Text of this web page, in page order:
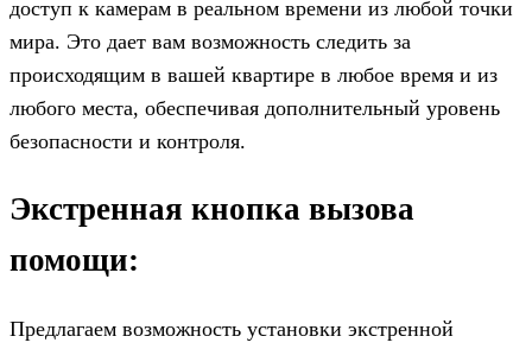
доступ к камерам в реальном времени из любой точки
мира. Это дает вам возможность следить за
происходящим в вашей квартире в любое время и из
любого места, обеспечивая дополнительный уровень
безопасности и контроля.
Экстренная кнопка вызова
помощи:
Предлагаем возможность установки экстренной